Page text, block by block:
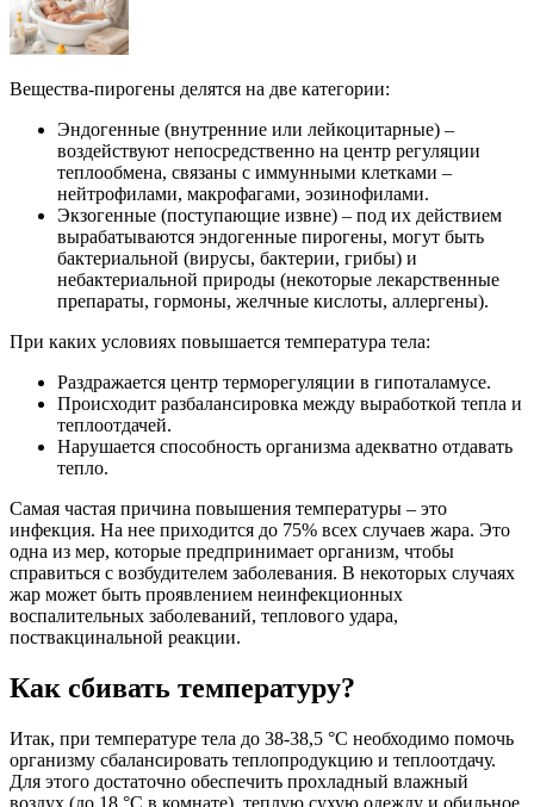
Вещества-пирогены делятся на две категории:
Эндогенные (внутренние или лейкоцитарные) –
воздействуют непосредственно на центр регуляции
теплообмена, связаны с иммунными клетками –
нейтрофилами, макрофагами, эозинофилами.
Экзогенные (поступающие извне) – под их действием
вырабатываются эндогенные пирогены, могут быть
бактериальной (вирусы, бактерии, грибы) и
небактериальной природы (некоторые лекарственные
препараты, гормоны, желчные кислоты, аллергены).
При каких условиях повышается температура тела:
Раздражается центр терморегуляции в гипоталамусе.
Происходит разбалансировка между выработкой тепла и
теплоотдачей.
Нарушается способность организма адекватно отдавать
тепло.
Самая частая причина повышения температуры – это
инфекция. На нее приходится до 75% всех случаев жара. Это
одна из мер, которые предпринимает организм, чтобы
справиться с возбудителем заболевания. В некоторых случаях
жар может быть проявлением неинфекционных
воспалительных заболеваний, теплового удара,
поствакцинальной реакции.
Как сбивать температуру?
Итак, при температуре тела до 38-38,5 °С необходимо помочь
организму сбалансировать теплопродукцию и теплоотдачу.
Для этого достаточно обеспечить прохладный влажный
воздух (до 18 °С в комнате), теплую сухую одежду и обильное